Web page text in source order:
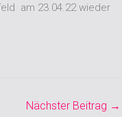
am 23.04.22 wieder
Nächster Beitrag →